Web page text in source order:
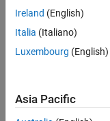
とき、
行列 a
一番ゼ
ない行
Ireland (English)
Italia (Italiano)
Luxembourg (English)
Asia Pacific